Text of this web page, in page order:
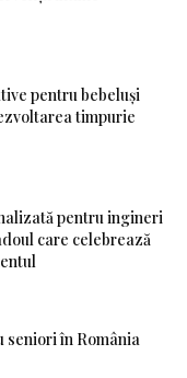
pentru bebeluși
timpurie
pentru ingineri
care celebrează
seniori în România